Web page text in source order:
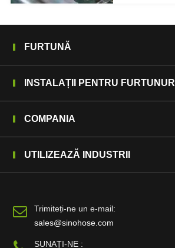
FURTUNĂ
INSTALAȚII PENTRU FURTUNURI
COMPANIA
UTILIZEAZĂ INDUSTRII
Trimiteți-ne un e-mail:
sales@sinohose.com
SUNAȚI-NE :